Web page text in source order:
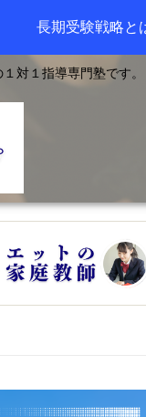
対１指導専門塾です。
長期受験戦略と